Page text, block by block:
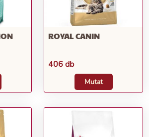
ROYAL CANIN
406 db
Mutat